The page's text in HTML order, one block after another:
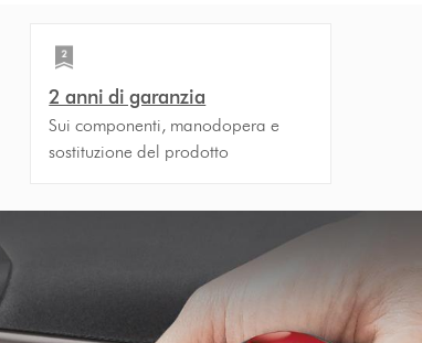
2 anni di garanzia
Sui componenti, manodopera e
sostituzione del prodotto